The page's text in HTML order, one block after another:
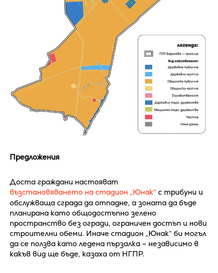
Предложения
Доста граждани настояват
възстановяването на стадион „Юнак“ с трибуни и
обслужваща сграда да отпадне, а зоната да бъде
планирана като общодостъпно зелено
пространство без огради, ограничен достъп и нови
строителни обеми. Иначе стадион „Юнак“ би могъл
да се ползва като ледена пързалка – независимо в
какъв вид ще бъде, казаха от НГПР.